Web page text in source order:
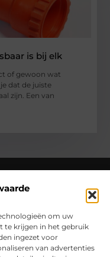
om uw
te krijgen in het gebruik
ingezet voor
van advertenties
is bij elk
of gewoon wat
dat de juiste
zijn. Een van
leven kleur
door een wereld vol